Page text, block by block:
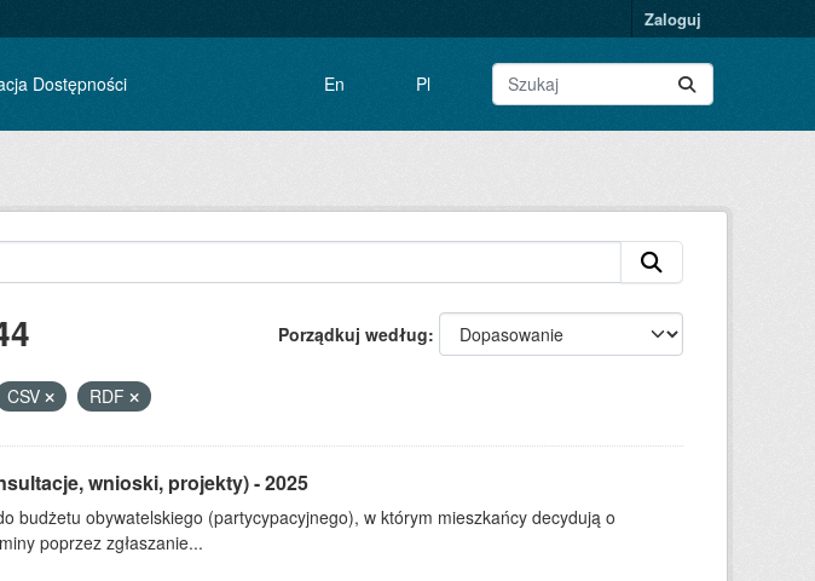
Zaloguj
Dostępności En Pl
Porządkuj według
CSV RDF
wnioski, projekty) - 2025
budżetu obywatelskiego (partycypacyjnego), w którym mieszkańcy decydują o
poprzez zgłaszanie...